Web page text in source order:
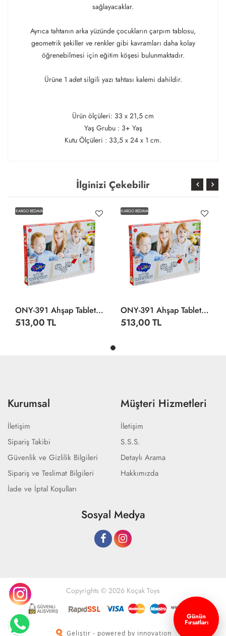
sağlayacaklar.
Ayrıca tahtanın arka yüzünde çocukların çarpım tablosu,
geometrik şekiller ve renkler gibi kavramları daha kolay
öğrenebilmesi için eğitim köşesi bulunmaktadır.
Ürüne 1 adet silgili yazı tahtası kalemi dahildir.
Ürün ölçüleri: 33 x 21,5 cm
Yaş Grubu : 3+ Yaş
Kutu Ölçüleri : 33,5 x 24 x 1 cm.
İlginizi Çekebilir
KARGO BEDAVA
ONY-391 Ahşap Tablet Yazı Tahtası -Onyıl
513,00 TL
KARGO BEDAVA
ONY-391 Ahşap Tablet Yazı Tahtası -Onyıl
513,00 TL
Kurumsal
İletişim
Sipariş Takibi
Güvenlik ve Gizlilik Bilgileri
Sipariş ve Teslimat Bilgileri
İade ve İptal Koşulları
Müşteri Hizmetleri
İletişim
S.S.S.
Detaylı Arama
Hakkımızda
Sosyal Medya
Copyrights © 2026 Koçak Toys
Geliştir - powered by innovation
Günün
Fırsatları